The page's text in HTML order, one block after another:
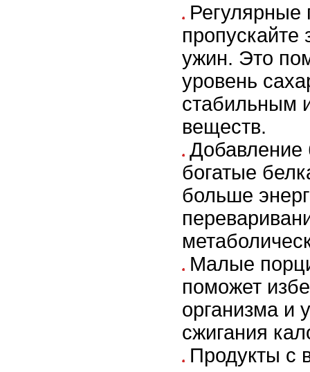
пропускайте
ужин. Это
уровень
стабильным
веществ.
Добавление
богатые
больше
Малые
поможет
организма и
сжигания
Продукты с